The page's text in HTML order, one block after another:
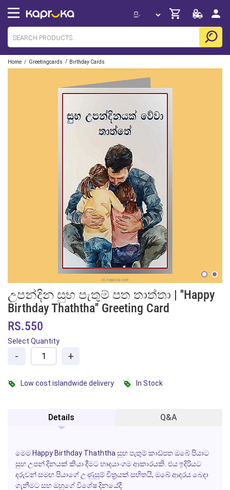
Home / Greetingcards / Birthday Cards
උපන්දින සුභ පැතුම් පත තාත්තා | ''Happy
Birthday Thaththa'' Greeting Card
RS.550
Select Quantity
- +
Low cost islandwide delivery In Stock
Details Q&A
මෙම Happy Birthday Thaththa සුභ පැතුම් කාඩ්පත ඔබේ පියාට
සුභ උපන් දිනයක් කියා දීමට හෘදයාංගම ආකාරයකි. එය ඉදිරියට
දරුවන් සමඟ පියාගේ උණුසුම් චිත්‍රයක් සහිතයි, ඔබේ ආදරය බෙදා
ගැනීමට සහ ඔහුගේ විශේෂ දිනයේදී.